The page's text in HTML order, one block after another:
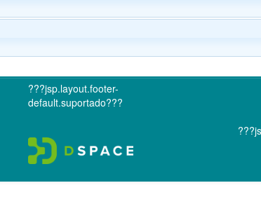
???jsp.layout.footer-
default.suportado???